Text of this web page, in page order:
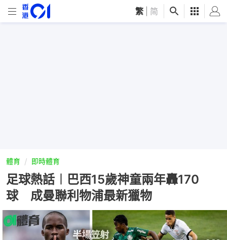
繁 简
體育 即時體育
足球熱話︱巴西15歲神童兩年轟170
球 成曼聯利物浦最新獵物